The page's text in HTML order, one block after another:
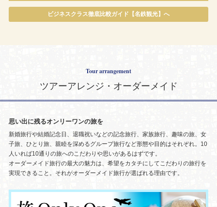
ビジネスクラス徹底比較ガイド【名鉄観光】へ
Tour arrangement
ツアーアレンジ・オーダーメイド
思い出に残るオンリーワンの旅を
新婚旅行や結婚記念日、退職祝いなどの記念旅行、家族旅行、趣味の旅、女
子旅、ひとり旅、親睦を深めるグループ旅行など形態や目的はそれぞれ。10
人いれば10通りの旅へのこだわりや思いがあるはずです。
オーダーメイド旅行の最大の魅力は、希望をカタチにしてこだわりの旅行を
実現できること。それがオーダーメイド旅行が選ばれる理由です。